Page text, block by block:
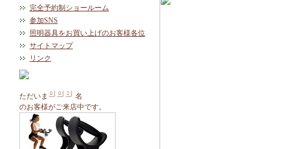
完全予約制ショールーム
参加SNS
照明器具をお買い上げのお客様各位
サイトマップ
リンク
ただいま
名
のお客様がご来店中です。